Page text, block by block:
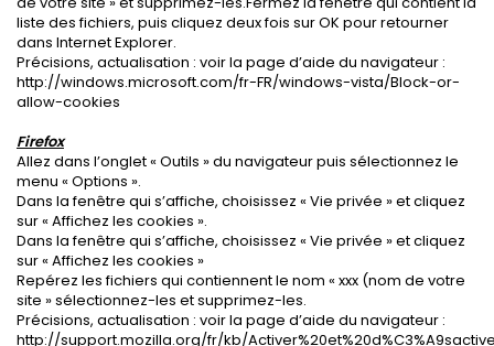
liste des fichiers, puis cliquez deux fois sur OK pour retourner
dans Internet Explorer.
Précisions, actualisation : voir la page d’aide du navigateur :
http://windows.microsoft.com/fr-FR/windows-vista/Block-or-
allow-cookies
Firefox
Allez dans l’onglet « Outils » du navigateur puis sélectionnez le
menu « Options ».
Dans la fenêtre qui s’affiche, choisissez « Vie privée » et cliquez
sur « Affichez les cookies ».
Dans la fenêtre qui s’affiche, choisissez « Vie privée » et cliquez
sur « Affichez les cookies »
Repérez les fichiers qui contiennent le nom « xxx (nom de votre
site » sélectionnez-les et supprimez-les.
Précisions, actualisation : voir la page d’aide du navigateur :
http://support.mozilla.org/fr/kb/